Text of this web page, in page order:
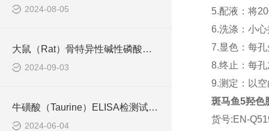
2024-08-05
大鼠（Rat）骨特异性碱性磷酸酶（B-ALP） ELISA检测试剂盒说明书
2024-09-03
牛磺酸（Taurine）ELISA检测试剂盒操作说明
2024-06-04
5.配液：将
6.洗涤：小
7.显色：每
8.终止：每
9.测定：以
斑马鱼5羟色
货号:EN-